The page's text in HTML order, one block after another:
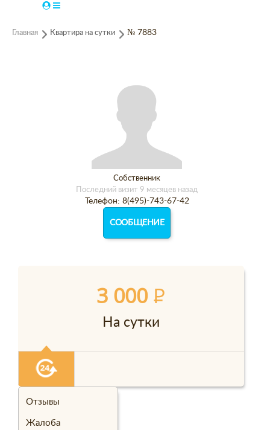
Главная Квартира на сутки № 7883
Собственник
Последний визит 9 месяцев назад
Телефон: 8(495)-743-67-42
СООБЩЕНИЕ
3 000P
На сутки
Отзывы
Жалоба